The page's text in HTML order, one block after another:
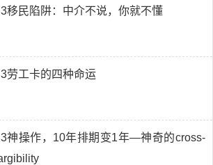
移民陷阱：中介不说，你就不懂
劳工卡的四种命运
神操作，10年排期变1年—神奇的cross-